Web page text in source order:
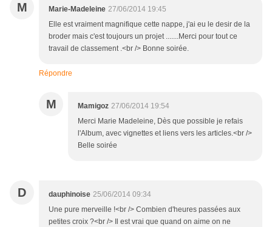
M Marie-Madeleine 27/06/2014 19:45
Elle est vraiment magnifique cette nappe, j'ai eu le desir de la
broder mais c'est toujours un projet .......Merci pour tout ce
travail de classement .<br /> Bonne soirée.
Répondre
M Mamigoz 27/06/2014 19:54
Merci Marie Madeleine, Dès que possible je refais
l'Album, avec vignettes et liens vers les articles.<br />
Belle soirée
D dauphinoise 25/06/2014 09:34
Une pure merveille !<br /> Combien d'heures passées aux
petites croix ?<br /> Il est vrai que quand on aime on ne